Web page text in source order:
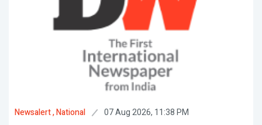
Newsalert, National 07 Aug 2026, 11:38 PM